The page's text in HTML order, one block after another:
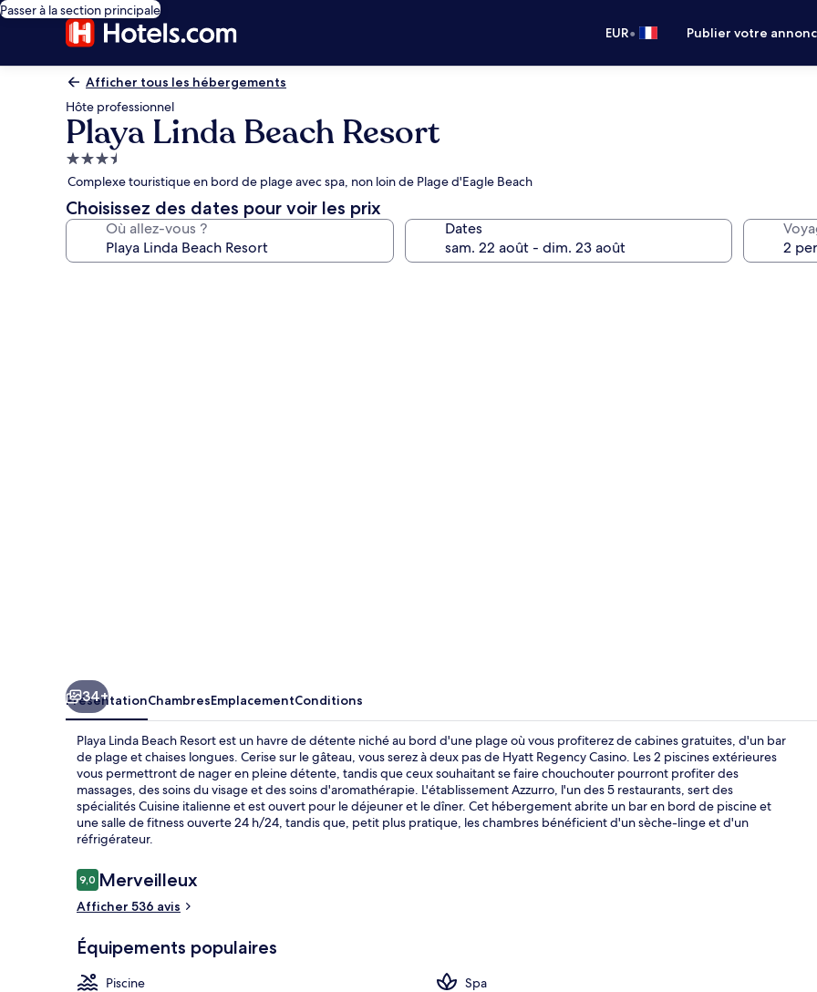
Passer à la section principale
EUR• Publier votre
Afficher tous les hébergements
Hôte professionnel
Playa Linda Beach Resort
Hébergement
3.5 étoiles
Complexe touristique en bord de plage avec spa, non loin de Plage d'Eagle Beach
Choisissez des dates pour voir les prix
Où allez-vous ? Dates
34+
PrésentationChambresEmplacementConditions
Playa Linda Beach Resort est un havre de détente niché au bord d'une plage où vous profiterez de cabines gratuites, d'un bar
de plage et chaises longues. Cerise sur le gâteau, vous serez à deux pas de Hyatt Regency Casino. Les 2 piscines extérieures
vous permettront de nager en pleine détente, tandis que ceux souhaitant se faire chouchouter pourront profiter des
massages, des soins du visage et des soins d'aromathérapie. L'établissement Azzurro, l'un des 5 restaurants, sert des
spécialités Cuisine italienne et est ouvert pour le déjeuner et le dîner. Cet hébergement abrite un bar en bord de piscine et
une salle de fitness ouverte 24 h/24, tandis que, petit plus pratique, les chambres bénéficient d'un sèche-linge et d'un
réfrigérateur.
Avis
voyageurs
9,09,0 sur 10
Merveilleux
Afficher 536 avis
Équipements populaires
Piscine
Spa